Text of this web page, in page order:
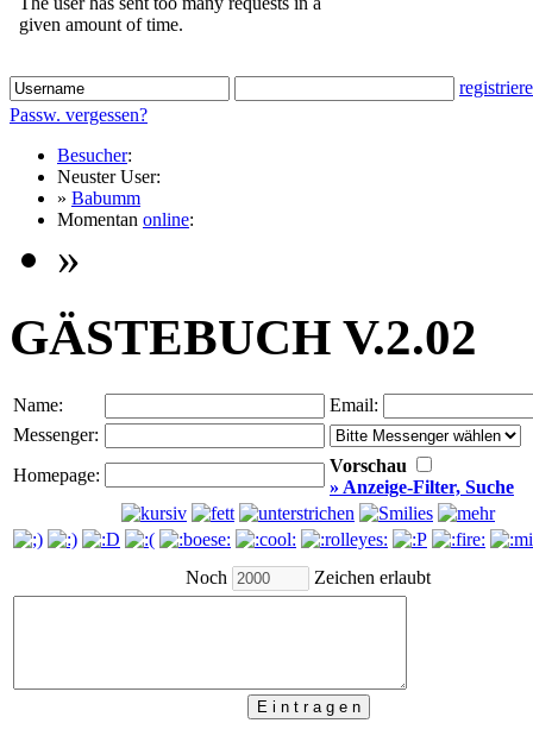
Passw. vergessen?
Besucher:
Neuster User:
» Babumm
Momentan online:
»
GÄSTEBUCH V.2.02
Name:
Email:
Messenger:
Homepage:
Vorschau
» Anzeige-Filter, Suche
Noch Zeichen erlaubt